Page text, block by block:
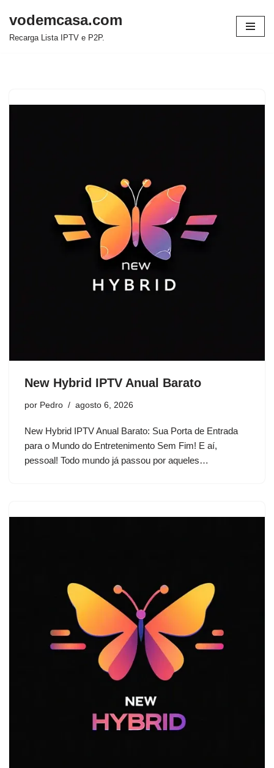
Pular
vodemcasa.com
Recarga Lista IPTV e P2P.
New Hybrid IPTV Anual Barato
por Pedro agosto 6, 2026
New Hybrid IPTV Anual Barato: Sua Porta de Entrada
para o Mundo do Entretenimento Sem Fim! E aí,
pessoal! Todo mundo já passou por aqueles…